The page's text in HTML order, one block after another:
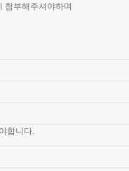
첨부해주셔야하며
합니다.